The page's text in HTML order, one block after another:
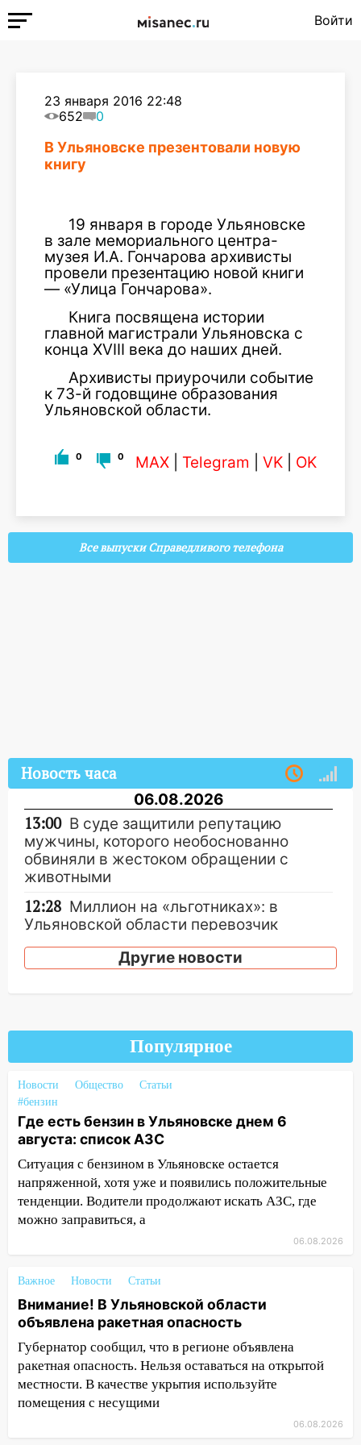
Войти
23 января 2016 22:48
652
0
В Ульяновске презентовали новую
книгу
19 января в городе Ульяновске
в зале мемориального центра-
музея И.А. Гончарова архивисты
провели презентацию новой книги
— «Улица Гончарова».
Книга посвящена истории
главной магистрали Ульяновска с
конца XVIII века до наших дней.
Архивисты приурочили событие
к 73-й годовщине образования
Ульяновской области.
0 0 MAX Telegram VK OK
Все выпуски Справедливого телефона
Новость часа
06.08.2026
13:00 В суде защитили репутацию
мужчины, которого необоснованно
обвиняли в жестоком обращении с
животными
12:28 Миллион на «льготниках»: в
Ульяновской области перевозчик
провернул хитрую схему с чужими
11:49
Снят режим «Ракетная
опасность» на территории Ульяновской
11:30
2027 года импорт, выпуск и обращение
бензина Евро 2, Евро 3, Евро 4
11:12 Соцсети: на Рябикова автомобиль
врезался в забор
10:27
Где есть бензин в Ульяновске
днем 6 августа: список АЗС
объявлена ракетная опасность
10:00 В Старомайнском районе утонул
51-летний мужчина
09:50
В Ульяновске черный коршун
застрял в тепловозе
09:44 Ульяновские спасатели помогли
Другие новости
Популярное
Новости Общество
Статьи
#бензин
Где есть бензин в Ульяновске днем 6
августа: список АЗС
Ситуация с бензином в Ульяновске остается
напряженной, хотя уже и появились положительные
тенденции. Водители продолжают искать АЗС, где
можно заправиться, а
06.08.2026
Важное Новости Статьи
Внимание! В Ульяновской области
объявлена ракетная опасность
Губернатор сообщил, что в регионе объявлена
ракетная опасность. Нельзя оставаться на открытой
местности. В качестве укрытия используйте
помещения с несущими
06.08.2026